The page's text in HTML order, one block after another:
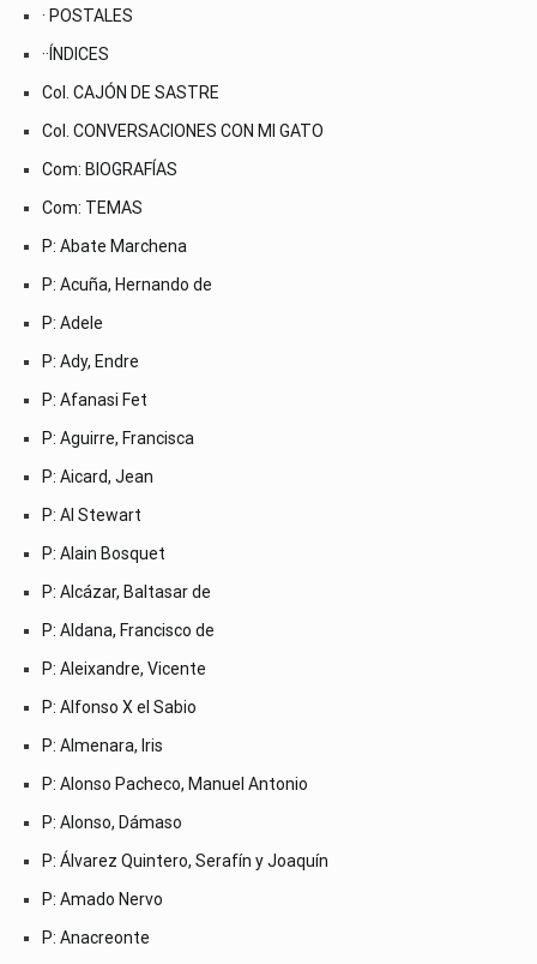
· POSTALES
··ÍNDICES
Col. CAJÓN DE SASTRE
Col. CONVERSACIONES CON MI GATO
Com: BIOGRAFÍAS
Com: TEMAS
P: Abate Marchena
P: Acuña, Hernando de
P: Adele
P: Ady, Endre
P: Afanasi Fet
P: Aguirre, Francisca
P: Aicard, Jean
P: Al Stewart
P: Alain Bosquet
P: Alcázar, Baltasar de
P: Aldana, Francisco de
P: Aleixandre, Vicente
P: Alfonso X el Sabio
P: Almenara, Iris
P: Alonso Pacheco, Manuel Antonio
P: Alonso, Dámaso
P: Álvarez Quintero, Serafín y Joaquín
P: Amado Nervo
P: Anacreonte